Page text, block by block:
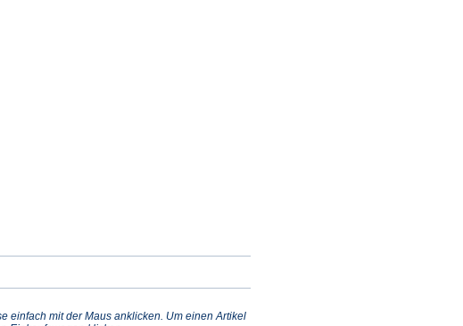
einfach mit der Maus anklicken. Um einen Artikel